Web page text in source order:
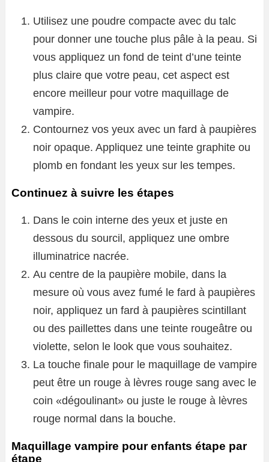
Utilisez une poudre compacte avec du talc
pour donner une touche plus pâle à la peau. Si
vous appliquez un fond de teint d’une teinte
plus claire que votre peau, cet aspect est
encore meilleur pour votre maquillage de
vampire.
Contournez vos yeux avec un fard à paupières
noir opaque. Appliquez une teinte graphite ou
plomb en fondant les yeux sur les tempes.
Continuez à suivre les étapes
Dans le coin interne des yeux et juste en
dessous du sourcil, appliquez une ombre
illuminatrice nacrée.
Au centre de la paupière mobile, dans la
mesure où vous avez fumé le fard à paupières
noir, appliquez un fard à paupières scintillant
ou des paillettes dans une teinte rougeâtre ou
violette, selon le look que vous souhaitez.
La touche finale pour le maquillage de vampire
peut être un rouge à lèvres rouge sang avec le
coin «dégoulinant» ou juste le rouge à lèvres
rouge normal dans la bouche.
Maquillage vampire pour enfants étape par
étape